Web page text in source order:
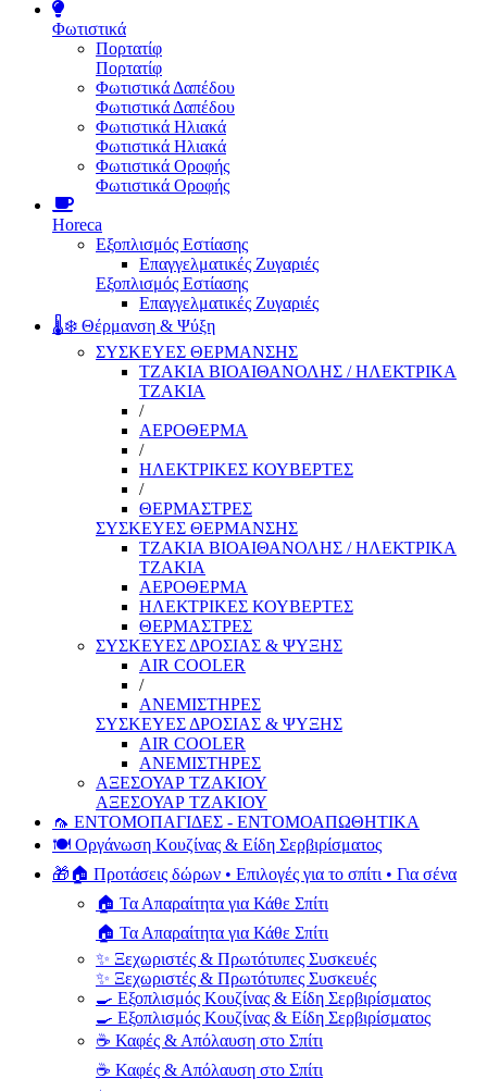
Φωτιστικά
Πορτατίφ
Πορτατίφ
Φωτιστικά Δαπέδου
Φωτιστικά Δαπέδου
Φωτιστικά Ηλιακά
Φωτιστικά Ηλιακά
Φωτιστικά Οροφής
Φωτιστικά Οροφής
Horeca
Εξοπλισμός Εστίασης
Επαγγελματικές Ζυγαριές
Εξοπλισμός Εστίασης
Επαγγελματικές Ζυγαριές
🌡️❄️ Θέρμανση & Ψύξη
ΣΥΣΚΕΥΕΣ ΘΕΡΜΑΝΣΗΣ
ΤΖΑΚΙΑ ΒΙΟΑΙΘΑΝΟΛΗΣ / ΗΛΕΚΤΡΙΚΑ
ΤΖΑΚΙΑ
/
ΑΕΡΟΘΕΡΜΑ
/
ΗΛΕΚΤΡΙΚΕΣ ΚΟΥΒΕΡΤΕΣ
/
ΘΕΡΜΑΣΤΡΕΣ
ΣΥΣΚΕΥΕΣ ΘΕΡΜΑΝΣΗΣ
ΤΖΑΚΙΑ ΒΙΟΑΙΘΑΝΟΛΗΣ / ΗΛΕΚΤΡΙΚΑ
ΤΖΑΚΙΑ
ΑΕΡΟΘΕΡΜΑ
ΗΛΕΚΤΡΙΚΕΣ ΚΟΥΒΕΡΤΕΣ
ΘΕΡΜΑΣΤΡΕΣ
ΣΥΣΚΕΥΕΣ ΔΡΟΣΙΑΣ & ΨΥΞΗΣ
AIR COOLER
/
ΑΝΕΜΙΣΤΗΡΕΣ
ΣΥΣΚΕΥΕΣ ΔΡΟΣΙΑΣ & ΨΥΞΗΣ
AIR COOLER
ΑΝΕΜΙΣΤΗΡΕΣ
ΑΞΕΣΟΥΑΡ ΤΖΑΚΙΟΥ
ΑΞΕΣΟΥΑΡ ΤΖΑΚΙΟΥ
🦟 ΕΝΤΟΜΟΠΑΓΙΔΕΣ - ΕΝΤΟΜΟΑΠΩΘΗΤΙΚΑ
🍽️ Οργάνωση Κουζίνας & Είδη Σερβιρίσματος
🎁🏠 Προτάσεις δώρων • Επιλογές για το σπίτι • Για σένα
🏠 Τα Απαραίτητα για Κάθε Σπίτι
🏠 Τα Απαραίτητα για Κάθε Σπίτι
✨ Ξεχωριστές & Πρωτότυπες Συσκευές
✨ Ξεχωριστές & Πρωτότυπες Συσκευές
🍳 Εξοπλισμός Κουζίνας & Είδη Σερβιρίσματος
🍳 Εξοπλισμός Κουζίνας & Είδη Σερβιρίσματος
☕ Καφές & Απόλαυση στο Σπίτι
☕ Καφές & Απόλαυση στο Σπίτι